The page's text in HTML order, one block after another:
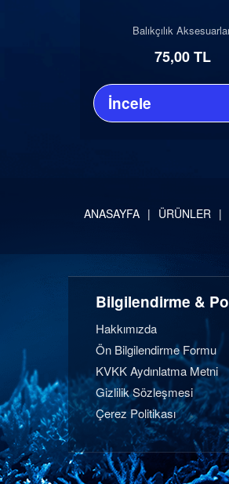
Balıkçılık
75,00 TL
İncele
ANASAYFA ÜRÜNLER
Bilgilendirme &
Hakkımızda
Ön Bilgilendirme Formu
KVKK Aydınlatma Metni
Gizlilik Sözleşmesi
Çerez Politikası